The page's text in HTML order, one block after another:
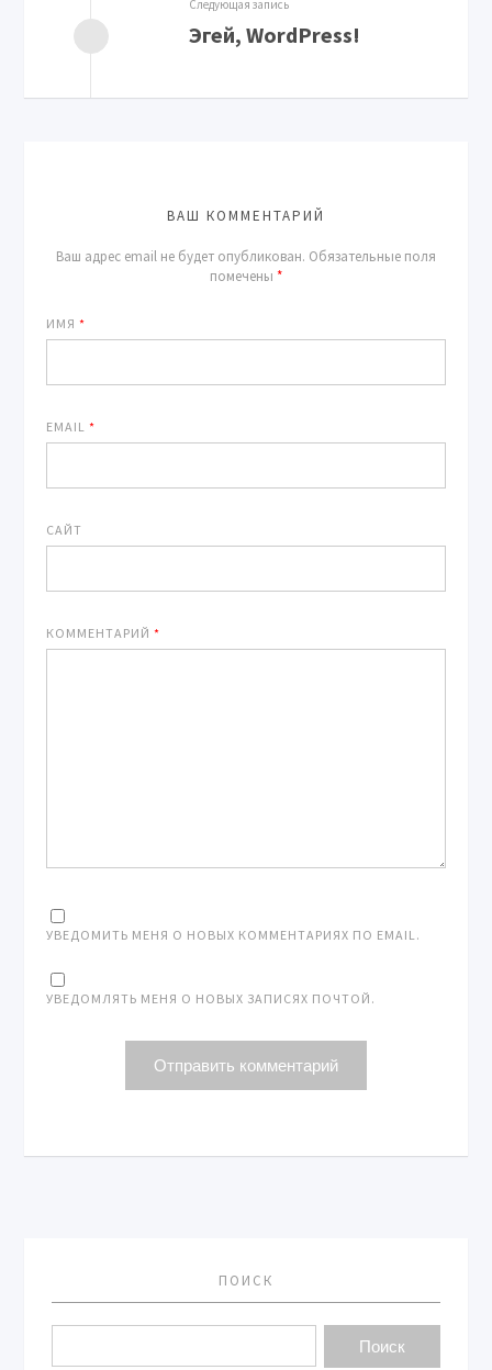
Следующая запись
Эгей, WordPress!
ВАШ КОММЕНТАРИЙ
Ваш адрес email не будет опубликован. Обязательные поля
помечены *
ИМЯ*
EMAIL*
САЙТ
КОММЕНТАРИЙ*
УВЕДОМИТЬ МЕНЯ О НОВЫХ КОММЕНТАРИЯХ ПО EMAIL.
УВЕДОМЛЯТЬ МЕНЯ О НОВЫХ ЗАПИСЯХ ПОЧТОЙ.
ПОИСК